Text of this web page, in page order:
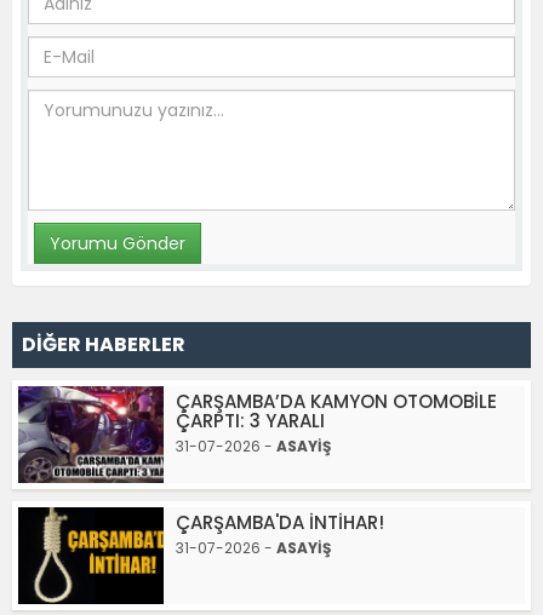
DİĞER HABERLER
ÇARŞAMBA’DA KAMYON OTOMOBİLE
ÇARPTI: 3 YARALI
31-07-2026 - ASAYİŞ
ÇARŞAMBA'DA İNTİHAR!
31-07-2026 - ASAYİŞ